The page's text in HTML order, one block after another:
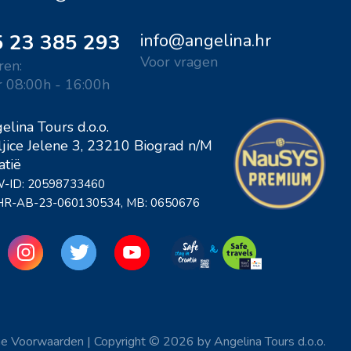
23 385 293
08:00h - 16:00h
info@angelina.hr
Voor vragen
Tours d.o.o.
Jelene 3, 23210 Biograd n/M
ID: 20598733460
AB-23-060130534, MB: 0650676
Voorwaarden | Copyright © 2026 by Angelina Tours d.o.o.